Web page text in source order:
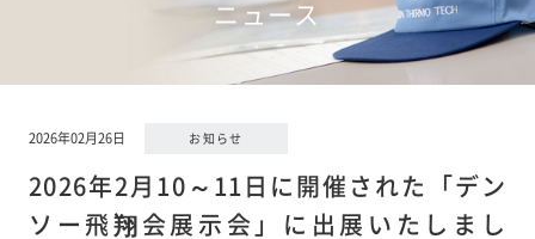
ニュース
2026年02月26日 お知らせ
2026年2月10～11日に開催された「デン
ソー飛翔会展示会」に出展いたしまし